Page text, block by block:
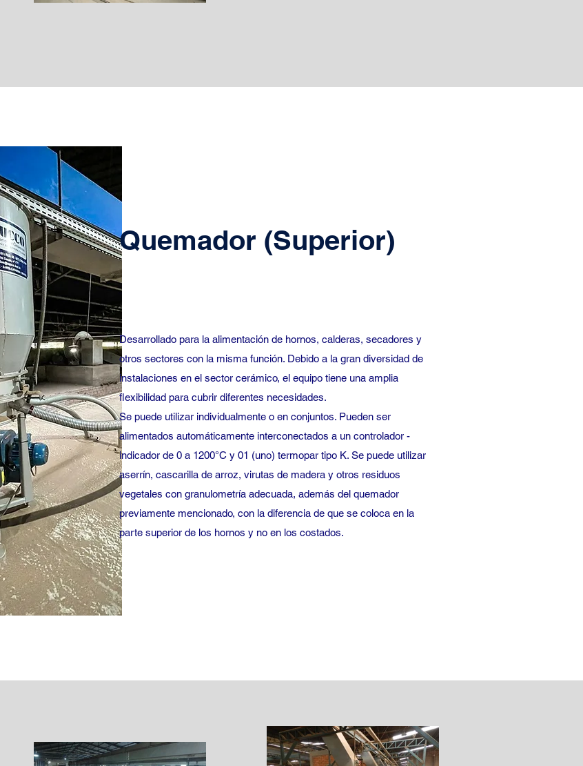
Quemador (Superior)
Desarrollado para la alimentación de hornos, calderas, secadores y
otros sectores con la misma función. Debido a la gran diversidad de
instalaciones en el sector cerámico, el equipo tiene una amplia
flexibilidad para cubrir diferentes necesidades.
Se puede utilizar individualmente o en conjuntos. Pueden ser
alimentados automáticamente interconectados a un controlador -
indicador de 0 a 1200°C y 01 (uno) termopar tipo K. Se puede utilizar
aserrín, cascarilla de arroz, virutas de madera y otros residuos
vegetales con granulometría adecuada, además del quemador
previamente mencionado, con la diferencia de que se coloca en la
parte superior de los hornos y no en los costados.